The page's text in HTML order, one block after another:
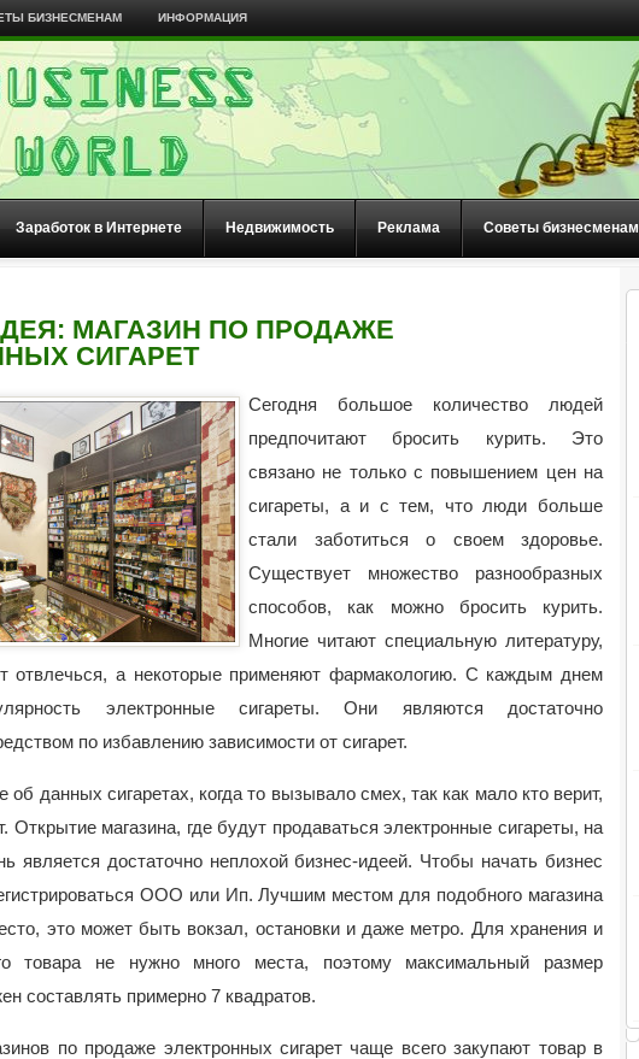
БИЗНЕСМЕНАМ ИНФОРМАЦИЯ
Заработок в Интернете Недвижимость Реклама Советы бизнесменам
МАГАЗИН ПО ПРОДАЖЕ
СИГАРЕТ
Сегодня большое количество людей
предпочитают бросить курить. Это
связано не только с повышением цен на
сигареты, а и с тем, что люди больше
стали заботиться о своем здоровье.
Существует множество разнообразных
способов, как можно бросить курить.
Многие читают специальную литературу,
отвлечься, а некоторые применяют фармакологию. С каждым днем
электронные сигареты. Они являются достаточно
по избавлению зависимости от сигарет.
данных сигаретах, когда то вызывало смех, так как мало кто верит,
Открытие магазина, где будут продаваться электронные сигареты, на
является достаточно неплохой бизнес-идеей. Чтобы начать бизнес
ООО или Ип. Лучшим местом для подобного магазина
это может быть вокзал, остановки и даже метро. Для хранения и
товара не нужно много места, поэтому максимальный размер
составлять примерно 7 квадратов.
по продаже электронных сигарет чаще всего закупают товар в